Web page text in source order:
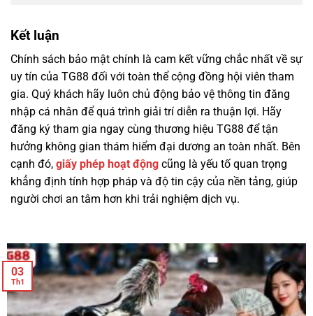
Kết luận
Chính sách bảo mật chính là cam kết vững chắc nhất về sự
uy tín của TG88 đối với toàn thể cộng đồng hội viên tham
gia. Quý khách hãy luôn chủ động bảo vệ thông tin đăng
nhập cá nhân để quá trình giải trí diễn ra thuận lợi. Hãy
đăng ký tham gia ngay cùng thương hiệu TG88 để tận
hưởng không gian thám hiểm đại dương an toàn nhất. Bên
cạnh đó, giấy phép hoạt động cũng là yếu tố quan trọng
khẳng định tính hợp pháp và độ tin cậy của nền tảng, giúp
người chơi an tâm hơn khi trải nghiệm dịch vụ.
03
Th1